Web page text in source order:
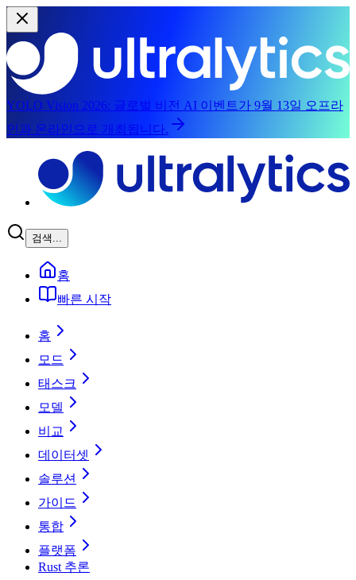
YOLO Vision 2026: 글로벌 비전 AI 이벤트가 9월 13일 오프라
인과 온라인으로 개최됩니다.
검색...
홈
빠른 시작
홈
모드
태스크
모델
비교
데이터셋
솔루션
가이드
통합
플랫폼
Rust 추론